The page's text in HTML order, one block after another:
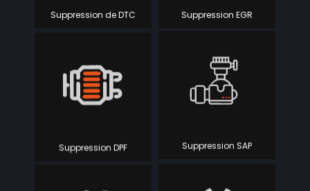
Suppression de DTC Suppression EGR
Suppression DPF Suppression SAP